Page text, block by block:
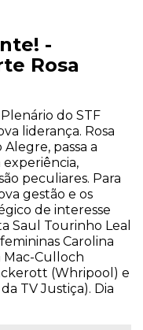
-
Rosa
do STF
liderança. Rosa
passa a
peculiares. Para
gestão e os
de interesse
Saul Tourinho Leal
Carolina
Mac-Culloch
(Whripool) e
TV Justiça). Dia